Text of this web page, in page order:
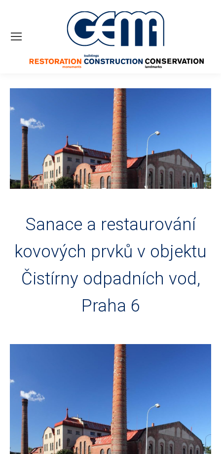
Sanace a restaurování
kovových prvků v objektu
Čistírny odpadních vod,
Praha 6